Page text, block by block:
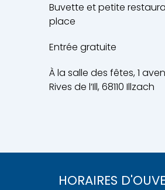
Buvette et petite
place
Entrée gratuite
À la salle des fêtes, 1
Rives de l’Ill, 68110 Illzach
HORAIRES